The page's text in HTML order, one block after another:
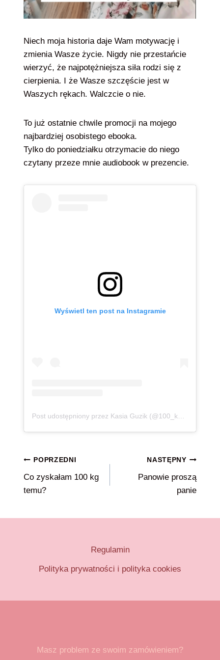
Niech moja historia daje Wam motywację i
zmienia Wasze życie. Nigdy nie przestańcie
wierzyć, że najpotężniejsza siła rodzi się z
cierpienia. I że Wasze szczęście jest w
Waszych rękach. Walczcie o nie.
To już ostatnie chwile promocji na mojego
najbardziej osobistego ebooka.
Tylko do poniedziałku otrzymacie do niego
czytany przeze mnie audiobook w prezencie.
Wyświetl ten post na Instagramie
Nawigacja
wpisu
POPRZEDNI
Co zyskałam 100 kg
temu?
NASTĘPNY
Panowie proszą
panie
Regulamin
Polityka prywatności i polityka cookies
Masz problem ze swoim zamówieniem?